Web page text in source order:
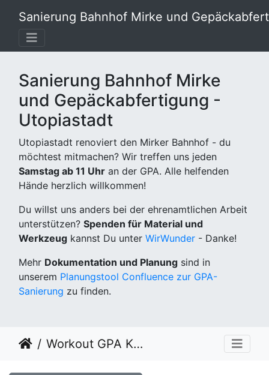
Sanierung Bahnhof Mirke und
Sanierung Bahnhof Mirke
und Gepäckabfertigung -
Utopiastadt
Utopiastadt renoviert den Mirker Bahnhof - du
möchtest mitmachen? Wir treffen uns jeden
Samstag ab 11 Uhr an der GPA. Alle helfenden
Hände herzlich willkommen!
Du willst uns anders bei der ehrenamtlichen Arbeit
unterstützen? Spenden für Material und
Werkzeug kannst Du unter WirWunder - Danke!
Mehr Dokumentation und Planung sind in
unserem Planungstool Confluence zur GPA-
Sanierung zu finden.
Workout GPA KW 23